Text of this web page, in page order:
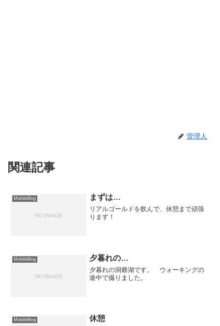
管理人
関連記事
MobileBlog まずは…
リアルゴールドを飲んで、休憩まで頑張
ります！
MobileBlog 夕暮れの…
夕暮れの洞爺湖です。 ウォーキングの
途中で撮りました。
MobileBlog 休憩